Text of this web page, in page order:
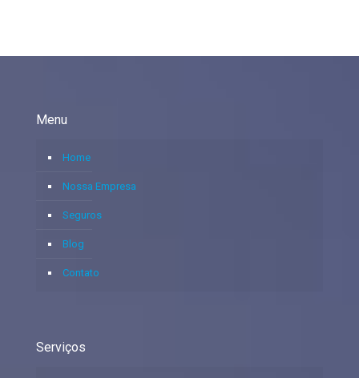
Menu
Home
Nossa Empresa
Seguros
Blog
Contato
Serviços